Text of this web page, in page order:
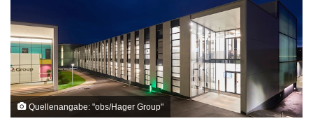
Quellenangabe: "obs/Hager Group"